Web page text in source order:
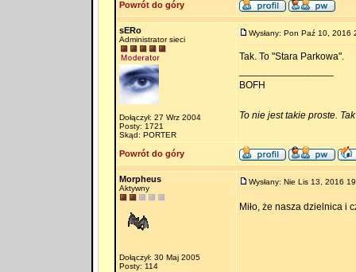
Powrót do góry
sERo
Administrator sieci
Dołączył: 27 Wrz 2004
Posty: 1721
Skąd: PORTER
Wysłany: Pon Paź 10, 2016
Tak. To "Stara Parkowa".
BOFH
To nie jest takie proste.
Powrót do góry
Morpheus
Aktywny
Dołączył: 30 Maj 2005
Posty: 114
Wysłany: Nie Lis 13, 2016
Miło, że nasza dzielnica i